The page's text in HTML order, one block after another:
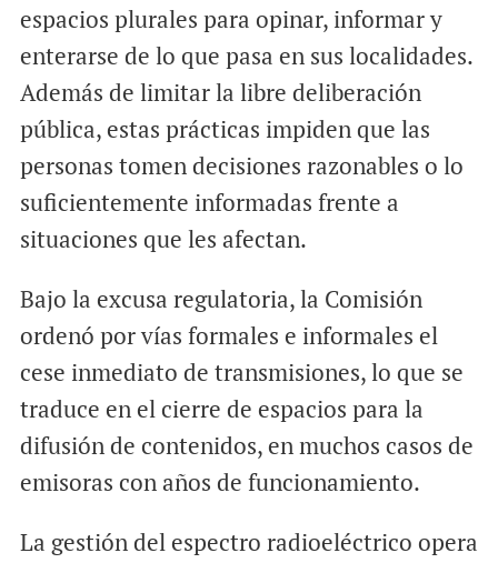
espacios plurales para opinar, informar y
enterarse de lo que pasa en sus localidades.
Además de limitar la libre deliberación
pública, estas prácticas impiden que las
personas tomen decisiones razonables o lo
suficientemente informadas frente a
situaciones que les afectan.
Bajo la excusa regulatoria, la Comisión
ordenó por vías formales e informales el
cese inmediato de transmisiones, lo que se
traduce en el cierre de espacios para la
difusión de contenidos, en muchos casos de
emisoras con años de funcionamiento.
La gestión del espectro radioeléctrico opera